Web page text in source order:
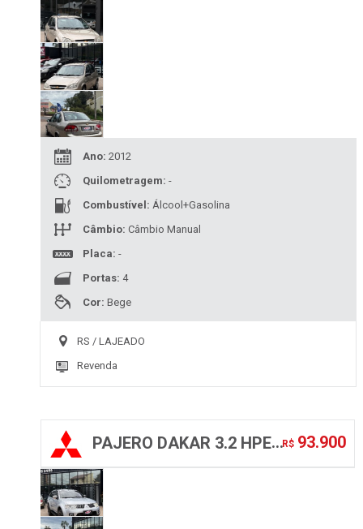
Ano: 2012
Quilometragem: -
Combustível: Álcool+Gasolina
Câmbio: Câmbio Manual
Placa: -
Portas: 4
Cor: Bege
RS / LAJEADO
Revenda
R$ 93.900
PAJERO DAKAR 3.2 HPE 4X4 7 LUGARES 16V TURBO INTERCOOLER DIESEL 4P AUTOMÁTICO